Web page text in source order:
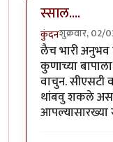
स्साल....
कुंदनशुक्रवार, 02/
लैच भारी अनुभव
कुणाच्या
वाचुन.
थांबवु शकले
आपल्यासारख्या